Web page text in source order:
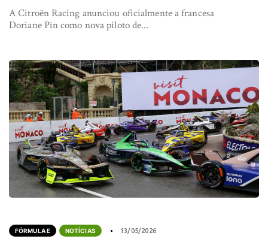
A Citroën Racing anunciou oficialmente a francesa
Doriane Pin como nova piloto de...
FÓRMULA E NOTÍCIAS 13/05/2026